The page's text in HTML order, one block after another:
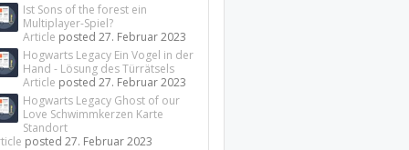
Ist Sons of the forest ein
Multiplayer-Spiel?
Article posted27. Februar 2023
Hogwarts Legacy Ein Vogel in der
Hand - Lösung des Türrätsels
Article posted27. Februar 2023
Hogwarts Legacy Ghost of our
Love Schwimmkerzen Karte
Standort
posted27. Februar 2023